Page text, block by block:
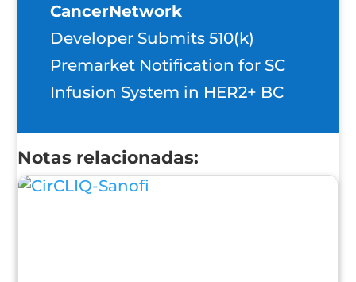
CancerNetwork
Developer Submits 510(k)
Premarket Notification for SC
Infusion System in HER2+ BC
Notas relacionadas: